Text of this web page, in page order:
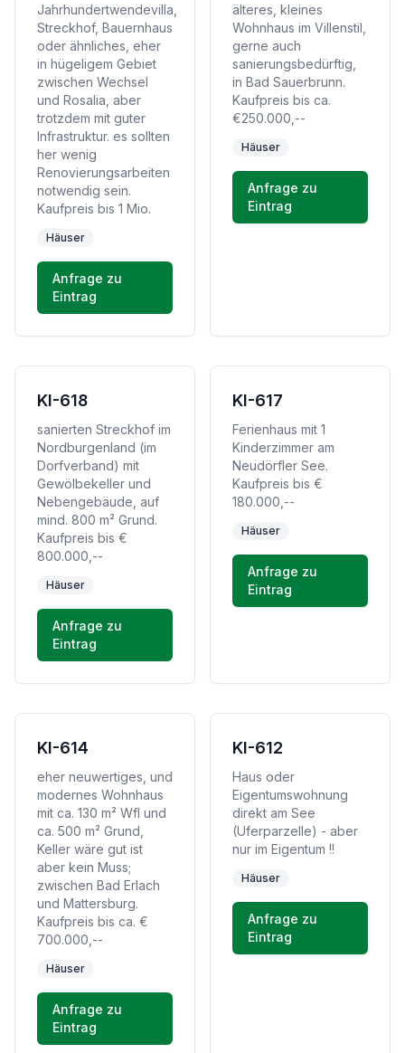
Jahrhundertwendevilla,
Streckhof, Bauernhaus
oder ähnliches, eher
in hügeligem Gebiet
zwischen Wechsel
und Rosalia, aber
trotzdem mit guter
Infrastruktur. es sollten
her wenig
Renovierungsarbeiten
notwendig sein.
Kaufpreis bis 1 Mio.
Häuser
Anfrage zu
Eintrag
älteres, kleines
Wohnhaus im Villenstil,
gerne auch
sanierungsbedürftig,
in Bad Sauerbrunn.
Kaufpreis bis ca.
€250.000,--
Häuser
Anfrage zu
Eintrag
KI-618
sanierten Streckhof im
Nordburgenland (im
Dorfverband) mit
Gewölbekeller und
Nebengebäude, auf
mind. 800 m² Grund.
Kaufpreis bis €
800.000,--
Häuser
Anfrage zu
Eintrag
KI-617
Ferienhaus mit 1
Kinderzimmer am
Neudörfler See.
Kaufpreis bis €
180.000,--
Häuser
Anfrage zu
Eintrag
KI-614
eher neuwertiges, und
modernes Wohnhaus
mit ca. 130 m² Wfl und
ca. 500 m² Grund,
Keller wäre gut ist
aber kein Muss;
zwischen Bad Erlach
und Mattersburg.
Kaufpreis bis ca. €
700.000,--
Häuser
Anfrage zu
Eintrag
KI-612
Haus oder
Eigentumswohnung
direkt am See
(Uferparzelle) - aber
nur im Eigentum !!
Häuser
Anfrage zu
Eintrag